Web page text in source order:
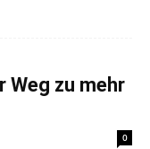
Weg zu mehr
0